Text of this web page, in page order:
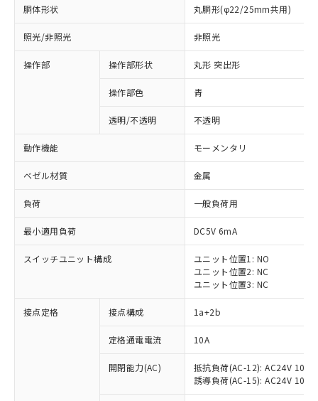
胴体形状 丸胴形(φ22/25mm共用)
照光/非照光 非照光
操作部 操作部形状 丸形 突出形
操作部色 青
透明/不透明 不透明
動作機能 モーメンタリ
ベゼル材質 金属
負荷 一般負荷用
最小適用負荷 DC5V 6mA
スイッチユニット構成
ユニット位置1: NO
ユニット位置2: NC
ユニット位置3: NC
接点定格 接点構成 1a+2b
定格通電電流 10A
開閉能力(AC)
抵抗負荷(AC-12): AC24V 10A/
誘導負荷(AC-15): AC24V
※1 対応状況
対応済み：EU RoHS指令（10物質）の
非含有に対応した製品が提供可能な商品で
対応予定：EU RoHS指令（10物質）の非含